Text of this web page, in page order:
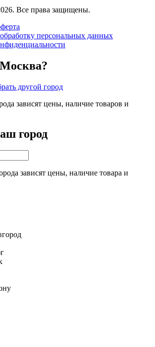
Все права защищены.
персональных данных
Москва?
другой город
зависят цены, наличие товаров и
город
зависят цены, наличие товара и